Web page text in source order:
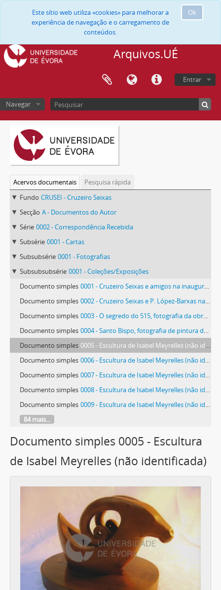
Ok
Este sítio web utiliza «cookies» para melhorar a
experiência de navegação e o carregamento de
conteúdos.
Arquivos.UÉ
Entrar
Navegar
Acervos documentais
Pesquisa rápida
Fundo CRUSEI - Cruzeiro Seixas
Secção A - Documentos do Autor
Série 0002 - Correspondência Recebida
Subsérie 0001 - Cartas
Subsubsérie 0001 - Fotografias
Subsubsubsérie 0001 - Coleções/Exposições
Documento simples 0001 - Cruzeiro Seixas e amigos na inauguração da exposição em Famalicão
Documento simples 0002 - Cruzeiro Seixas e P. López-Barxas na inauguração da exposição em Famalicão
Documento simples 0003 - O segredo do 515, fotografia da obra de Lima de Freitas
Documento simples 0004 - Santo Bispo, fotografia de pintura de Rui Carita
Documento simples 0005 - Escultura de Isabel Meyrelles (não identificada)
Documento simples 0006 - Escultura de Isabel Meyrelles (não identificada)
Documento simples 0007 - Escultura de Isabel Meyrelles (não identificada)
Documento simples 0008 - Escultura de Isabel Meyrelles (não identificada)
Documento simples 0009 - Escultura de Isabel Meyrelles (não identificada)
84 mais...
Documento simples 0005 - Escultura
de Isabel Meyrelles (não identificada)